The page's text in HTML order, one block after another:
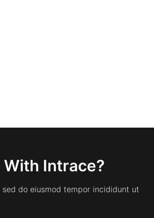
With Intrace?
do eiusmod tempor incididunt ut